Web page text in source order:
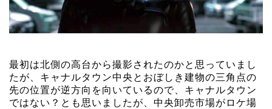
最初は北側の高台から撮影されたのかと思っていまし
たが、キャナルタウン中央とおぼしき建物の三角点の
先の位置が逆方向を向いているので、キャナルタウン
ではない？とも思いましたが、中央卸売市場がロケ場